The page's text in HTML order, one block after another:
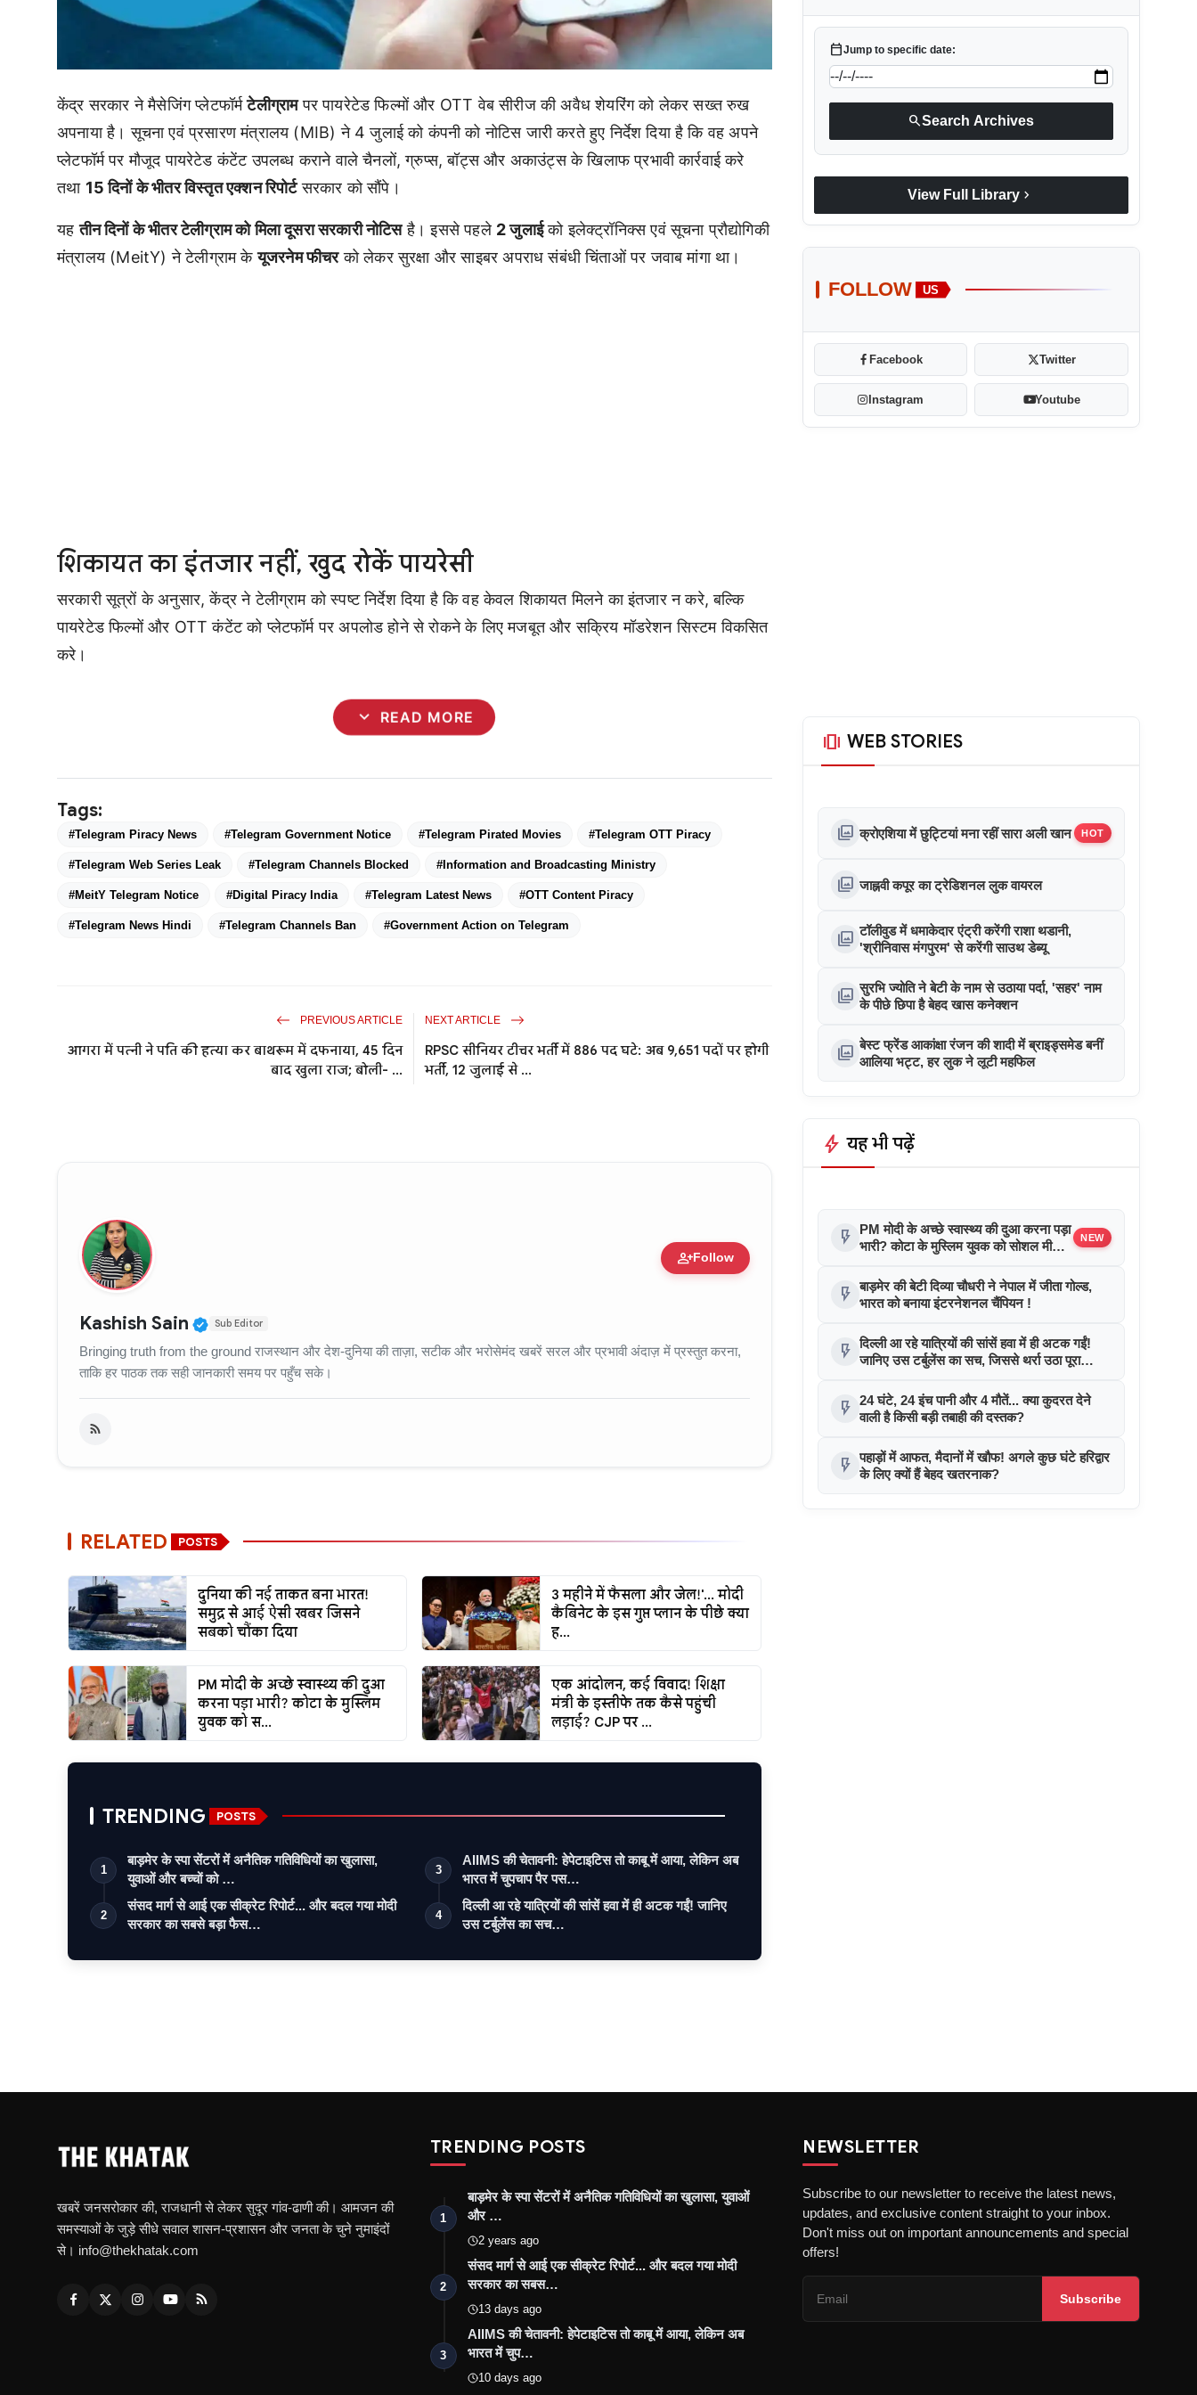
केंद्र सरकार ने मैसेजिंग प्लेटफॉर्मटेलीग्रामपर पायरेटेड फिल्मों और OTT वेब सीरीज की अवैध शेयरिंग को लेकर सख्त रुख
अपनाया है। सूचना एवं प्रसारण मंत्रालय (MIB) ने 4 जुलाई को कंपनी को नोटिस जारी करते हुए निर्देश दिया है कि वह अपने
प्लेटफॉर्म पर मौजूद पायरेटेड कंटेंट उपलब्ध कराने वाले चैनलों, ग्रुप्स, बॉट्स और अकाउंट्स के खिलाफ प्रभावी कार्रवाई करे
तथा 15 दिनों के भीतर विस्तृत एक्शन रिपोर्टसरकार को सौंपे।
यहतीन दिनों के भीतर टेलीग्राम को मिला दूसरा सरकारी नोटिसहै। इससे पहले 2 जुलाईको इलेक्ट्रॉनिक्स एवं सूचना प्रौद्योगिकी
मंत्रालय (MeitY) ने टेलीग्राम केयूजरनेम फीचरको लेकर सुरक्षा और साइबर अपराध संबंधी चिंताओं पर जवाब मांगा था।
शिकायत का इंतजार नहीं, खुद रोकें पायरेसी
सरकारी सूत्रों के अनुसार, केंद्र ने टेलीग्राम को स्पष्ट निर्देश दिया है कि वह केवल शिकायत मिलने का इंतजार न करे, बल्कि
पायरेटेड फिल्मों और OTT कंटेंट को प्लेटफॉर्म पर अपलोड होने से रोकने के लिए मजबूत और सक्रिय मॉडरेशन सिस्टम विकसित
करे।
expand_more READ MORE
Tags:
#Telegram Piracy News #Telegram Government Notice #Telegram Pirated Movies #Telegram OTT Piracy
#Telegram Web Series Leak #Telegram Channels Blocked #Information and Broadcasting Ministry
#MeitY Telegram Notice #Digital Piracy India #Telegram Latest News #OTT Content Piracy
#Telegram News Hindi #Telegram Channels Ban #Government Action on Telegram
PREVIOUS ARTICLE
आगरा में पत्नी ने पति की हत्या कर बाथरूम में दफनाया, 45 दिन
बाद खुला राज; बोली- ...
NEXT ARTICLE
RPSC सीनियर टीचर भर्ती में 886 पद घटे: अब 9,651 पदों पर होगी
भर्ती, 12 जुलाई से ...
person_addFollow
Kashish Sain Verified Public Figure • 11 Jun, 2026
Sub Editor
Bringing truth from the ground राजस्थान और देश-दुनिया की ताज़ा, सटीक और भरोसेमंद खबरें सरल और प्रभावी अंदाज़ में प्रस्तुत करना,
ताकि हर पाठक तक सही जानकारी समय पर पहुँच सके।
RELATED POSTS
दुनिया की नई ताकत बना भारत!
समुद्र से आई ऐसी खबर जिसने
सबको चौंका दिया
3 महीने में फैसला और जेल!'... मोदी
कैबिनेट के इस गुप्त प्लान के पीछे क्या
ह...
PM मोदी के अच्छे स्वास्थ्य की दुआ
करना पड़ा भारी? कोटा के मुस्लिम
युवक को स...
एक आंदोलन, कई विवाद! शिक्षा
मंत्री के इस्तीफे तक कैसे पहुंची
लड़ाई? CJP पर ...
TRENDING POSTS
1
बाड़मेर के स्पा सेंटरों में अनैतिक गतिविधियों का खुलासा,
युवाओं और बच्चों को …
2
संसद मार्ग से आई एक सीक्रेट रिपोर्ट... और बदल गया मोदी
सरकार का सबसे बड़ा फैस…
3
AIIMS की चेतावनी: हेपेटाइटिस तो काबू में आया, लेकिन अब
भारत में चुपचाप पैर पस…
4
दिल्ली आ रहे यात्रियों की सांसें हवा में ही अटक गईं! जानिए
उस टर्बुलेंस का सच…
calendar_todayJump to specific date:
searchSearch Archives
View Full Library chevron_right
FOLLOW US
Facebook Twitter
Instagram Youtube
amp_stories WEB STORIES
photo_library क्रोएशिया में छुट्टियां मना रहीं सारा अली खान HOT
photo_library जाह्नवी कपूर का ट्रेडिशनल लुक वायरल
photo_library टॉलीवुड में धमाकेदार एंट्री करेंगी राशा थडानी,
'श्रीनिवास मंगपुरम' से करेंगी साउथ डेब्यू
photo_library सुरभि ज्योति ने बेटी के नाम से उठाया पर्दा, 'सहर' नाम
के पीछे छिपा है बेहद खास कनेक्शन
photo_library बेस्ट फ्रेंड आकांक्षा रंजन की शादी में ब्राइड्समेड बनीं
आलिया भट्ट, हर लुक ने लूटी महफिल
bolt यह भी पढ़ें
flash_on
PM मोदी के अच्छे स्वास्थ्य की दुआ करना पड़ा
भारी? कोटा के मुस्लिम युवक को सोशल मीडिया
NEW
flash_on बाड़मेर की बेटी दिव्या चौधरी ने नेपाल में जीता गोल्ड,
भारत को बनाया इंटरनेशनल चैंपियन !
flash_on दिल्ली आ रहे यात्रियों की सांसें हवा में ही अटक गईं!
जानिए उस टर्बुलेंस का सच, जिससे थर्रा उठा पूरा
flash_on 24 घंटे, 24 इंच पानी और 4 मौतें... क्या कुदरत देने
वाली है किसी बड़ी तबाही की दस्तक?
flash_on पहाड़ों में आफत, मैदानों में खौफ! अगले कुछ घंटे हरिद्वार
के लिए क्यों हैं बेहद खतरनाक?
खबरें जनसरोकार की, राजधानी से लेकर सुदूर गांव-ढाणी की। आमजन की
समस्याओं के जुड़े सीधे सवाल शासन-प्रशासन और जनता के चुने नुमाइंदों
से। info@thekhatak.com
TRENDING POSTS
1
बाड़मेर के स्पा सेंटरों में अनैतिक गतिविधियों का खुलासा, युवाओं
और …
2 years ago
2
संसद मार्ग से आई एक सीक्रेट रिपोर्ट... और बदल गया मोदी
सरकार का सबस…
13 days ago
3
AIIMS की चेतावनी: हेपेटाइटिस तो काबू में आया, लेकिन अब
भारत में चुप…
10 days ago
NEWSLETTER
Subscribe to our newsletter to receive the latest news,
updates, and exclusive content straight to your inbox.
Don't miss out on important announcements and special
offers!
Subscribe